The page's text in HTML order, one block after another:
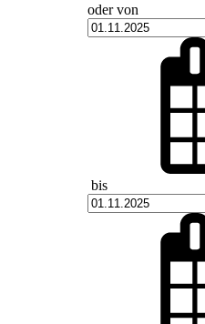
oder von
bis